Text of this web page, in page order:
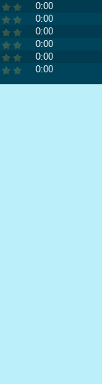
0:00
0:00
0:00
0:00
0:00
0:00